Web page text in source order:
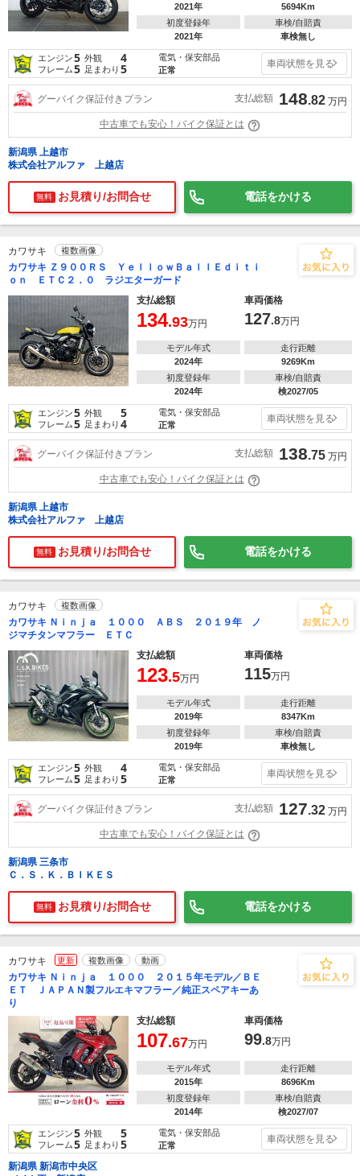
2021年
5694Km
初度登録年
2021年
車検/自賠責
車検無し
エンジン5 外観 4
フレーム5 足まわり 5
電気・保安部品
正常
車両状態を見る
グーバイク保証付きプラン 支払総額 148.82 万円
中古車でも安心！バイク保証とは
新潟県 上越市
株式会社アルファ 上越店
無料 お見積り/お問合せ 電話をかける
カワサキ 複数画像
カワサキ Ｚ９００ＲＳ ＹｅｌｌｏｗＢａｌｌＥｄｉｔｉ
ｏｎ ＥＴＣ２．０ ラジエターガード
支払総額
車両価格
134.93万円 127.8万円
モデル年式
2024年
走行距離
9269Km
初度登録年
2024年
車検/自賠責
検2027/05
エンジン5 外観 5
フレーム5 足まわり 4
電気・保安部品
正常
車両状態を見る
グーバイク保証付きプラン 支払総額 138.75 万円
中古車でも安心！バイク保証とは
新潟県 上越市
株式会社アルファ 上越店
無料 お見積り/お問合せ 電話をかける
カワサキ 複数画像
カワサキ Ｎｉｎｊａ １０００ ＡＢＳ ２０１９年 ノ
ジマチタンマフラー ＥＴＣ
支払総額
車両価格
123.5万円 115万円
モデル年式
2019年
走行距離
8347Km
初度登録年
2019年
車検/自賠責
車検無し
エンジン5 外観 4
フレーム5 足まわり 5
電気・保安部品
正常
車両状態を見る
グーバイク保証付きプラン 支払総額 127.32 万円
中古車でも安心！バイク保証とは
新潟県 三条市
Ｃ．Ｓ．Ｋ．ＢＩＫＥＳ
無料 お見積り/お問合せ 電話をかける
カワサキ 更新 複数画像 動画
カワサキ Ｎｉｎｊａ １０００ ２０１５年モデル／ＢＥ
ＥＴ ＪＡＰＡＮ製フルエキマフラー／純正スペアキーあ
り
支払総額
車両価格
107.67万円 99.8万円
モデル年式
2015年
走行距離
8696Km
初度登録年
2014年
車検/自賠責
検2027/07
エンジン5 外観 5
フレーム5 足まわり 5
電気・保安部品
正常
車両状態を見る
新潟県 新潟市中央区